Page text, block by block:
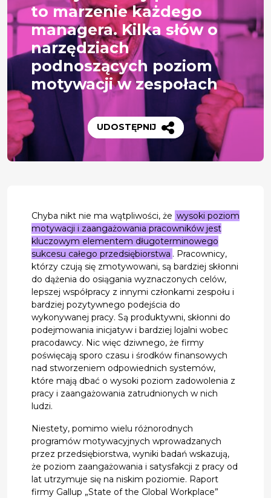
to marzenie każdego
managera. Kilka słów o
narzędziach
podnoszących poziom
motywacji w zespołach
UDOSTĘPNIJ
Chyba nikt nie ma wątpliwości, że wysoki poziom
motywacji i zaangażowania pracowników jest
kluczowym elementem długoterminowego
sukcesu całego przedsiębiorstwa . Pracownicy,
którzy czują się zmotywowani, są bardziej skłonni
do dążenia do osiągania wyznaczonych celów,
lepszej współpracy z innymi członkami zespołu i
bardziej pozytywnego podejścia do
wykonywanej pracy. Są produktywni, skłonni do
podejmowania inicjatyw i bardziej lojalni wobec
pracodawcy. Nic więc dziwnego, że firmy
poświęcają sporo czasu i środków finansowych
nad stworzeniem odpowiednich systemów,
które mają dbać o wysoki poziom zadowolenia z
pracy i zaangażowania zatrudnionych w nich
ludzi.
Niestety, pomimo wielu różnorodnych
programów motywacyjnych wprowadzanych
przez przedsiębiorstwa, wyniki badań wskazują,
że poziom zaangażowania i satysfakcji z pracy od
lat utrzymuje się na niskim poziomie. Raport
firmy Gallup „State of the Global Workplace”